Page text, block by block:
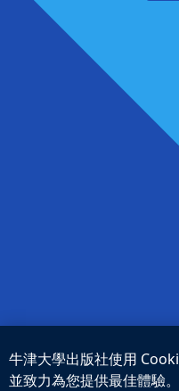
牛津大學出版社使用
並致力為您提供最佳體驗